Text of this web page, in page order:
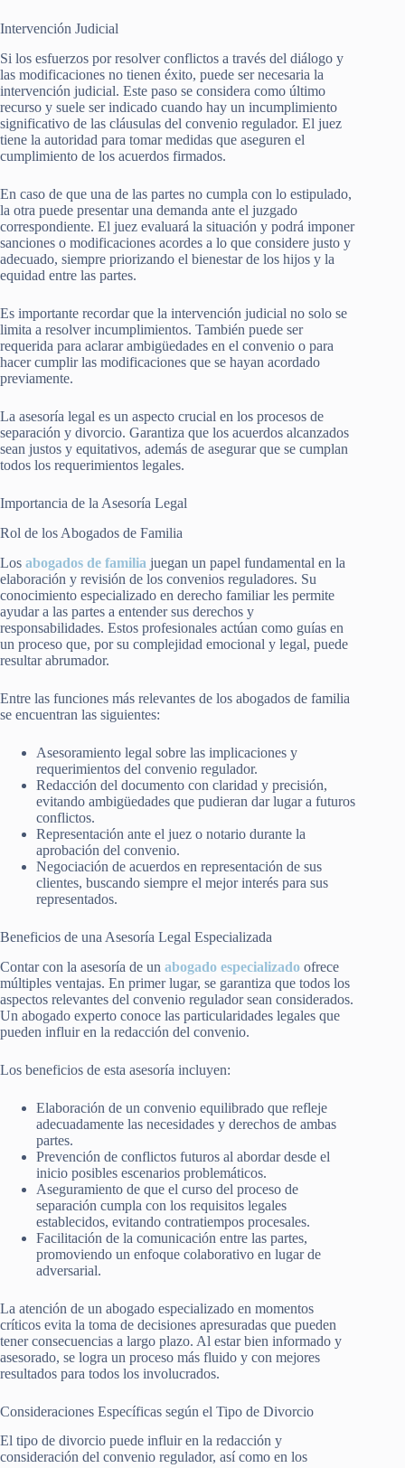
Intervención Judicial
Si los esfuerzos por resolver conflictos a través del diálogo y
las modificaciones no tienen éxito, puede ser necesaria la
intervención judicial. Este paso se considera como último
recurso y suele ser indicado cuando hay un incumplimiento
significativo de las cláusulas del convenio regulador. El juez
tiene la autoridad para tomar medidas que aseguren el
cumplimiento de los acuerdos firmados.
En caso de que una de las partes no cumpla con lo estipulado,
la otra puede presentar una demanda ante el juzgado
correspondiente. El juez evaluará la situación y podrá imponer
sanciones o modificaciones acordes a lo que considere justo y
adecuado, siempre priorizando el bienestar de los hijos y la
equidad entre las partes.
Es importante recordar que la intervención judicial no solo se
limita a resolver incumplimientos. También puede ser
requerida para aclarar ambigüedades en el convenio o para
hacer cumplir las modificaciones que se hayan acordado
previamente.
La asesoría legal es un aspecto crucial en los procesos de
separación y divorcio. Garantiza que los acuerdos alcanzados
sean justos y equitativos, además de asegurar que se cumplan
todos los requerimientos legales.
Importancia de la Asesoría Legal
Rol de los Abogados de Familia
Los abogados de familia juegan un papel fundamental en la
elaboración y revisión de los convenios reguladores. Su
conocimiento especializado en derecho familiar les permite
ayudar a las partes a entender sus derechos y
responsabilidades. Estos profesionales actúan como guías en
un proceso que, por su complejidad emocional y legal, puede
resultar abrumador.
Entre las funciones más relevantes de los abogados de familia
se encuentran las siguientes:
Asesoramiento legal sobre las implicaciones y
requerimientos del convenio regulador.
Redacción del documento con claridad y precisión,
evitando ambigüedades que pudieran dar lugar a futuros
conflictos.
Representación ante el juez o notario durante la
aprobación del convenio.
Negociación de acuerdos en representación de sus
clientes, buscando siempre el mejor interés para sus
representados.
Beneficios de una Asesoría Legal Especializada
Contar con la asesoría de un abogado especializado ofrece
múltiples ventajas. En primer lugar, se garantiza que todos los
aspectos relevantes del convenio regulador sean considerados.
Un abogado experto conoce las particularidades legales que
pueden influir en la redacción del convenio.
Los beneficios de esta asesoría incluyen:
Elaboración de un convenio equilibrado que refleje
adecuadamente las necesidades y derechos de ambas
partes.
Prevención de conflictos futuros al abordar desde el
inicio posibles escenarios problemáticos.
Aseguramiento de que el curso del proceso de
separación cumpla con los requisitos legales
establecidos, evitando contratiempos procesales.
Facilitación de la comunicación entre las partes,
promoviendo un enfoque colaborativo en lugar de
adversarial.
La atención de un abogado especializado en momentos
críticos evita la toma de decisiones apresuradas que pueden
tener consecuencias a largo plazo. Al estar bien informado y
asesorado, se logra un proceso más fluido y con mejores
resultados para todos los involucrados.
Consideraciones Específicas según el Tipo de Divorcio
El tipo de divorcio puede influir en la redacción y
consideración del convenio regulador, así como en los